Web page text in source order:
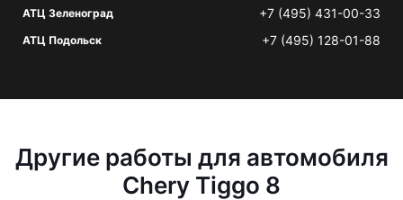
АТЦ Зеленоград +7 (495) 431-00-33
АТЦ Подольск +7 (495) 128-01-88
Другие работы для автомобиля
Chery Tiggo 8